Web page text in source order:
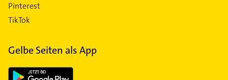
Pinterest
TikTok
Gelbe Seiten als App